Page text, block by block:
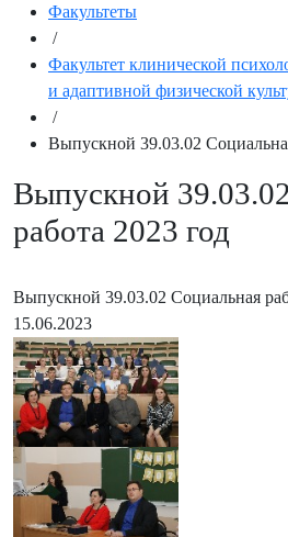
Факультеты
/
Факультет клинической
и адаптивной физической
/
Выпускной 39.03.02
Выпускной
работа 2023 год
Выпускной 39.03.02 Социальная
15.06.2023